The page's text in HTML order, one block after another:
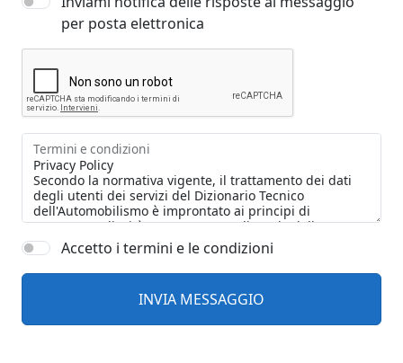
per posta elettronica
Termini e condizioni
Accetto i termini e le condizioni